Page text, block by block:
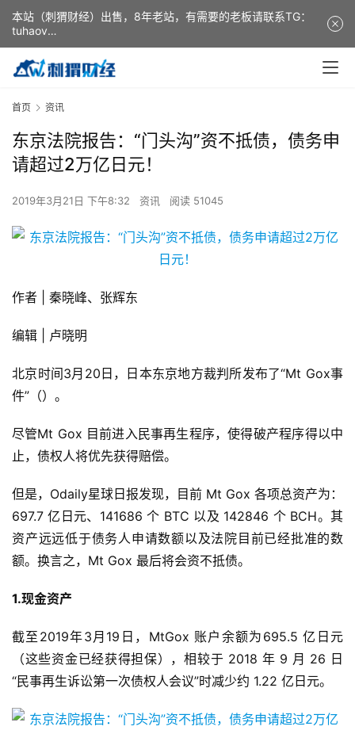
首页 资讯
东京法院报告：“门头沟”资不抵债，债务申
请超过2万亿日元！
2019年3月21日 下午8:32 资讯 阅读 51045
作者 | 秦晓峰、张辉东
编辑 | 卢晓明
北京时间3月20日，日本东京地方裁判所发布了“Mt Gox事
件”（）。
尽管Mt Gox 目前进入民事再生程序，使得破产程序得以中
止，债权人将优先获得赔偿。
但是，Odaily星球日报发现，目前 Mt Gox 各项总资产为：
697.7 亿日元、141686 个 BTC 以及 142846 个 BCH。其
资产远远低于债务人申请数额以及法院目前已经批准的数
额。换言之，Mt Gox 最后将会资不抵债。
1.现金资产
截至2019年3月19日，MtGox 账户余额为695.5 亿日元
（这些资金已经获得担保），相较于 2018 年 9 月 26 日
“民事再生诉讼第一次债权人会议”时减少约 1.22 亿日元。
本站（刺猬财经）出售，8年老站，有需要的老板请联系TG：
tuhaov
This website (ciweicaijing) is for sale. It is a 8-year-old
website. If you need it, please contact TG: tuhaov